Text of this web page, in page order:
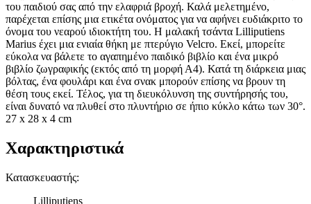
του παιδιού σας από την ελαφριά βροχή. Καλά μελετημένο,
παρέχεται επίσης μια ετικέτα ονόματος για να αφήνει ευδιάκριτο το
όνομα του νεαρού ιδιοκτήτη του. Η μαλακή τσάντα Lilliputiens
Marius έχει μια ενιαία θήκη με πτερύγιο Velcro. Εκεί, μπορείτε
εύκολα να βάλετε το αγαπημένο παιδικό βιβλίο και ένα μικρό
βιβλίο ζωγραφικής (εκτός από τη μορφή Α4). Κατά τη διάρκεια μιας
βόλτας, ένα φουλάρι και ένα σνακ μπορούν επίσης να βρουν τη
θέση τους εκεί. Τέλος, για τη διευκόλυνση της συντήρησής του,
είναι δυνατό να πλυθεί στο πλυντήριο σε ήπιο κύκλο κάτω των 30°.
27 x 28 x 4 cm
Χαρακτηριστικά
Κατασκευαστής:
Lilliputiens